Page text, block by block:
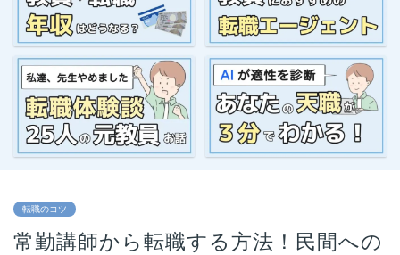
転職のコツ
常勤講師から転職する方法！民間への